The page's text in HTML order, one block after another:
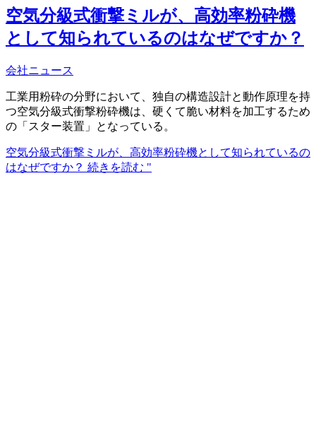
空気分級式衝撃ミルが、高効率粉砕機
として知られているのはなぜですか？
会社ニュース
工業用粉砕の分野において、独自の構造設計と動作原理を持
つ空気分級式衝撃粉砕機は、硬くて脆い材料を加工するため
の「スター装置」となっている。
空気分級式衝撃ミルが、高効率粉砕機として知られているの
はなぜですか？ 続きを読む "